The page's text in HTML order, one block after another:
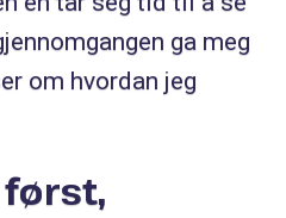
ga meg
om hvordan jeg